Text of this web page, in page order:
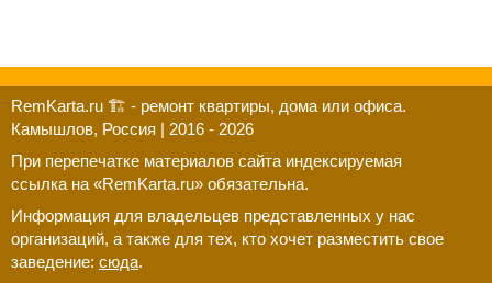
RemKarta.ru 🏗️ - ремонт квартиры, дома или офиса.
Камышлов, Россия | 2016 - 2026
При перепечатке материалов сайта индексируемая
ссылка на «RemKarta.ru» обязательна.
Информация для владельцев представленных у нас
организаций, а также для тех, кто хочет разместить свое
заведение: сюда.